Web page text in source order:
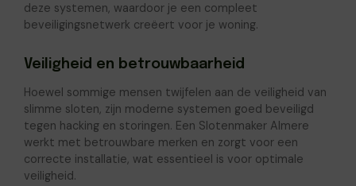
deze systemen, waardoor je een compleet
beveiligingsnetwerk creëert voor je woning.
Veiligheid en betrouwbaarheid
Hoewel sommige mensen twijfelen aan de veiligheid van
slimme sloten, zijn moderne systemen goed beveiligd
tegen hacking en storingen. Een Slotenmaker Almere
werkt met betrouwbare merken en zorgt voor een
correcte installatie, wat essentieel is voor optimale
veiligheid.